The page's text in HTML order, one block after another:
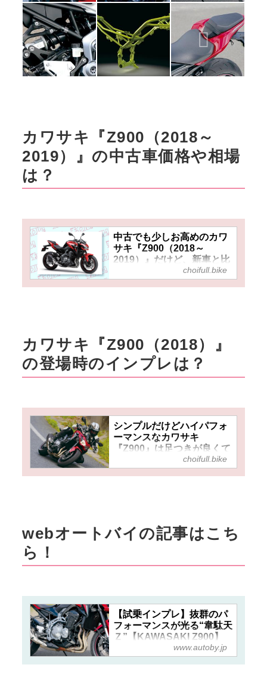
カワサキ『Z900（2018～
2019）』の中古車価格や相場
は？
中古でも少しお高めのカワ
サキ『Z900（2018～
2019）』だけど、新車と比
べれば半額以下……？新型
発表でこれからの値段推移
choifull.bike
カワサキ『Z900（2018）』
の登場時のインプレは？
シンプルだけどハイパフォ
ーマンスなカワサキ
『Z900』は足つきが良くて
扱い易いおすすめスポーツ
ネイキッド！
choifull.bike
webオートバイの記事はこち
ら！
【試乗インプレ】抜群のパ
フォーマンスが光る“韋駄天
Ｚ”【KAWASAKI Z900】
(2018年) - webオートバイ
www.autoby.jp